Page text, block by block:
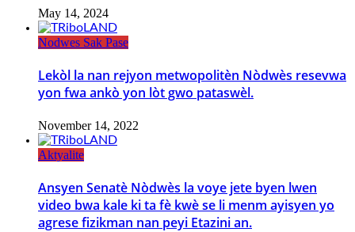
May 14, 2024
Nodwes Sak Pase
Lekòl la nan rejyon metwopolitèn Nòdwès resevwa
yon fwa ankò yon lòt gwo pataswèl.
November 14, 2022
Aktyalite
Ansyen Senatè Nòdwès la voye jete byen lwen
video bwa kale ki ta fè kwè se li menm ayisyen yo
agrese fizikman nan peyi Etazini an.